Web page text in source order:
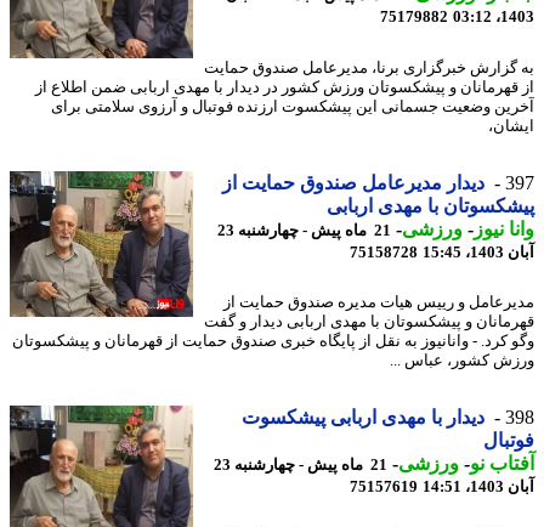
75179882
خبرگزاری برنا، مدیرعامل صندوق حمایت
و پیشکسوتان ورزش کشور در دیدار با مهدی اربابی ضمن اطلاع از
وضعیت جسمانی این پیشکسوت ارزنده فوتبال و آرزوی سلامتی برای
دیدار مدیرعامل صندوق حمایت از
با مهدی اربابی
نیوز-ورزشی-
21 ماه پیش - چهارشنبه 23
75158728
و رییس هیات مدیره صندوق حمایت از
و پیشکسوتان با مهدی اربابی دیدار و گفت
کرد. - وانانیوز به نقل از پایگاه خبری صندوق حمایت از قهرمانان و پیشکسوتان
کشور، عباس ...
دیدار با مهدی اربابی پیشکسوت
نو- ورزشی-
21 ماه پیش - چهارشنبه 23
75157619